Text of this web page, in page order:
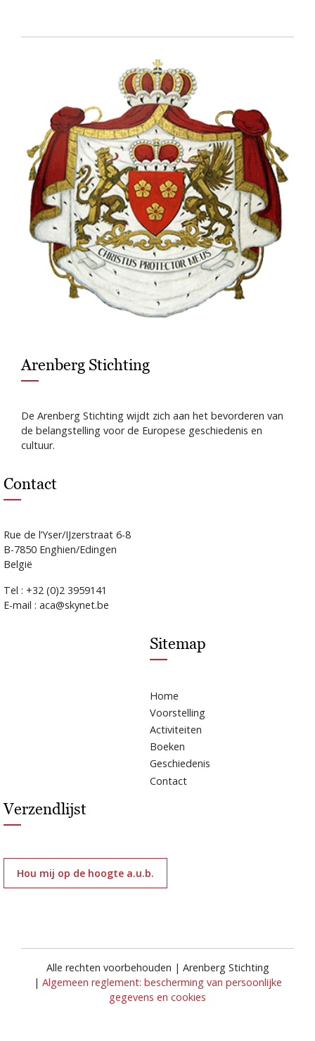
Arenberg Stichting
De Arenberg Stichting wijdt zich aan het bevorderen van
de belangstelling voor de Europese geschiedenis en
cultuur.
Contact
Rue de l’Yser/IJzerstraat 6-8
B-7850 Enghien/Edingen
België
Tel : +32 (0)2 3959141
E-mail : aca@skynet.be
Sitemap
Home
Voorstelling
Activiteiten
Boeken
Geschiedenis
Contact
Verzendlijst
Hou mij op de hoogte a.u.b.
Alle rechten voorbehouden | Arenberg Stichting
| Algemeen reglement: bescherming van persoonlijke
gegevens en cookies